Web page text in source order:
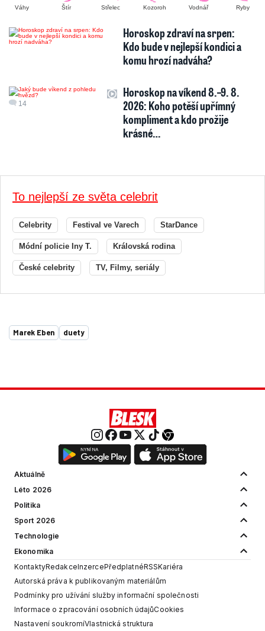
Váhy Štír Střelec Kozoroh Vodnář Ryby
Horoskop zdraví na srpen:
Kdo bude v nejlepší kondici a
komu hrozí nadváha?
14
Horoskop na víkend 8.–9. 8.
2026: Koho potěší upřímný
kompliment a kdo prožije
krásné…
To nejlepší ze světa celebrit
Celebrity Festival ve Varech StarDance
Módní policie Iny T. Královská rodina
České celebrity TV, Filmy, seriály
Marek Eben duety
Aktuálně
Léto 2026
Politika
Sport 2026
Technologie
Ekonomika
KontaktyRedakceInzercePředplatnéRSSKariéra
Autorská práva k publikovaným materiálům
Podmínky pro užívání služby informační společnosti
Informace o zpracování osobních údajůCookies
Nastavení soukromíVlastnická struktura